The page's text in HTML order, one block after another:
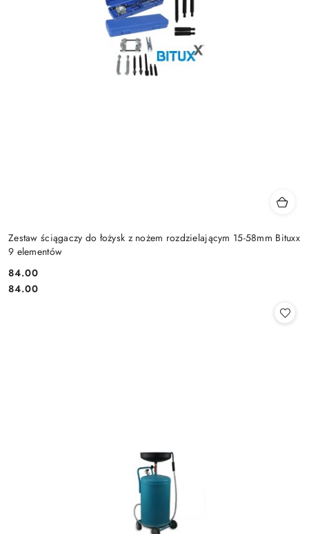
Zestaw ściągaczy do łożysk z nożem rozdzielającym 15-58mm Bituxx
9 elementów
Cena:
84.00
Cena:
84.00